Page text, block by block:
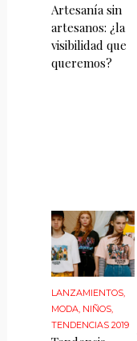
Artesanía sin
artesanos: ¿la
visibilidad que
queremos?
LANZAMIENTOS,
MODA, NIÑOS,
TENDENCIAS 2019